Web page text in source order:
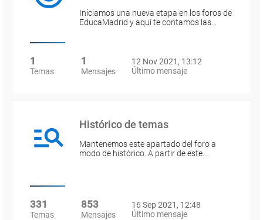
Iniciamos una nueva etapa en los foros de
EducaMadrid y aquí te contamos las…
1
Temas
1
Mensajes
12 Nov 2021, 13:12
Último mensaje
Histórico de temas
Mantenemos este apartado del foro a
modo de histórico. A partir de este…
331
Temas
853
Mensajes
16 Sep 2021, 12:48
Último mensaje